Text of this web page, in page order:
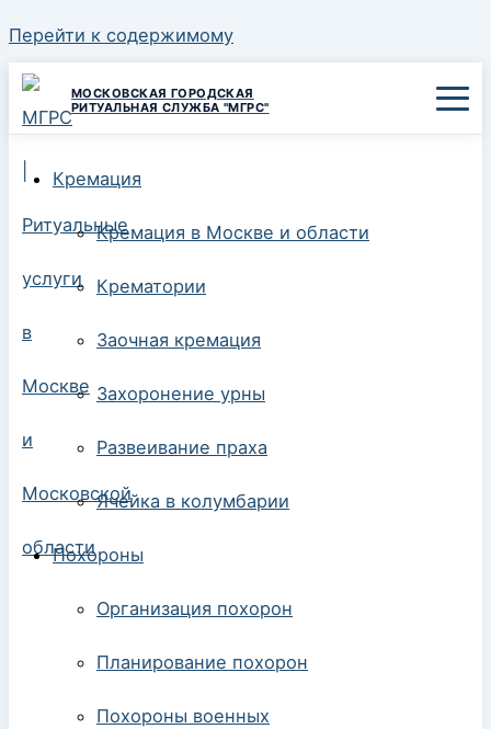
Перейти к содержимому
МОСКОВСКАЯ ГОРОДСКАЯ
РИТУАЛЬНАЯ СЛУЖБА "МГРС"
Кремация
Кремация в Москве и области
Крематории
Заочная кремация
Захоронение урны
Развеивание праха
Ячейка в колумбарии
Похороны
Организация похорон
Планирование похорон
Похороны военных